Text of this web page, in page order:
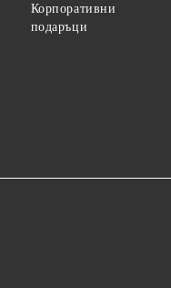
Корпоративни
подаръци